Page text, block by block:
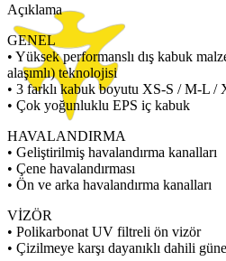
Açıklama
GENEL
• Yüksek performanslı dış kabuk
alaşımlı) teknolojisi
• 3 farklı kabuk boyutu XS-S / M-L
• Çok yoğunluklu EPS iç kabuk
HAVALANDIRMA
• Geliştirilmiş havalandırma kanalları
• Çene havalandırması
• Ön ve arka havalandırma kanalları
VİZÖR
• Polikarbonat UV filtreli ön vizör
• Çizilmeye karşı dayanıklı dahili